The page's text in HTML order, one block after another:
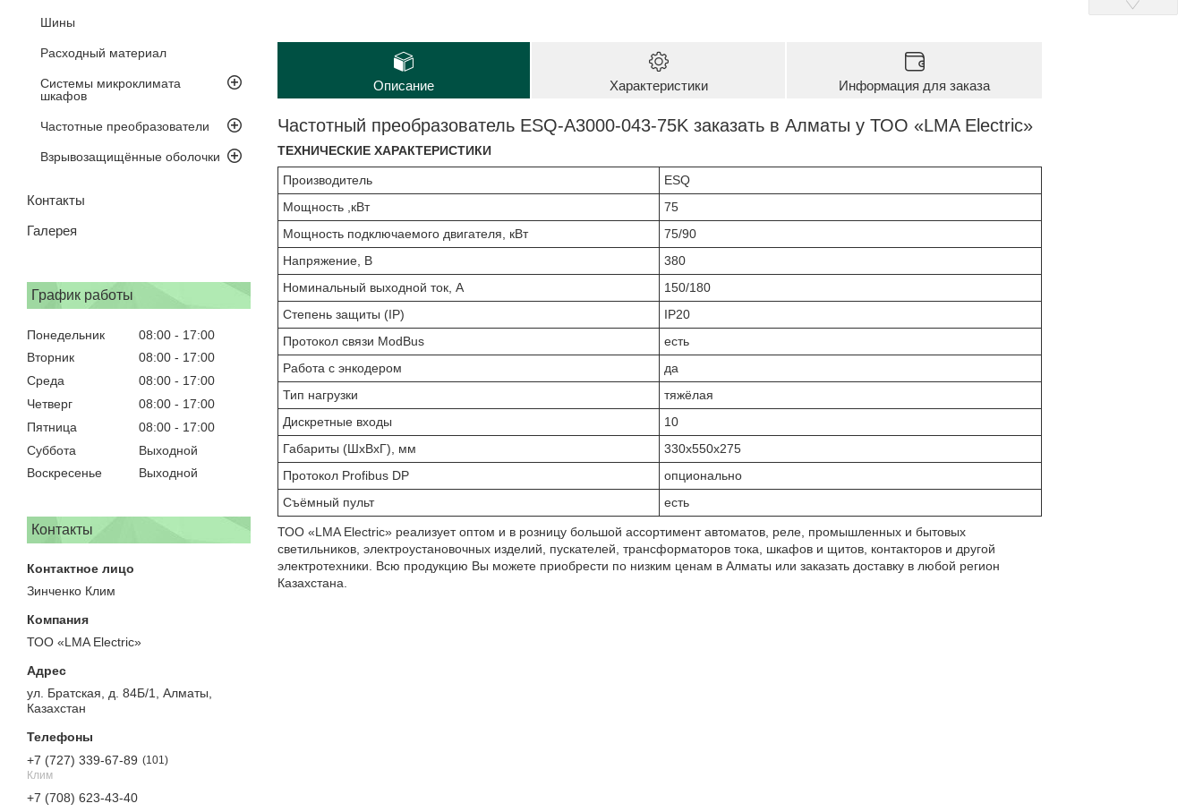
Шины
Расходный материал
Системы микроклимата
шкафов
Частотные преобразователи
Взрывозащищённые оболочки
Контакты
Галерея
График работы
Понедельник 08:00
17:00
Вторник
08:00
17:00
Среда
08:00
17:00
Четверг
08:00
17:00
Пятница
08:00
17:00
Суббота
Выходной
Воскресенье
Выходной
Контакты
Зинченко Клим
ТОО «LMA Electric»
ул. Братская, д. 84Б/1, Алматы,
Казахстан
+7 (727) 339-67-89
101
Клим
+7 (708) 623-43-40
Описание Характеристики Информация для заказа
Частотный преобразователь ESQ-A3000-043-75K заказать в Алматы у ТОО «LMA Electric»
ТЕХНИЧЕСКИЕ ХАРАКТЕРИСТИКИ
Производитель
ESQ
Мощность ,кВт
75
Мощность подключаемого двигателя, кВт
75/90
Напряжение, В
380
Номинальный выходной ток, А
150/180
Степень защиты (IP)
IP20
Протокол связи ModBus
есть
Работа с энкодером
да
Тип нагрузки
тяжёлая
Дискретные входы
10
Габариты (ШхВхГ), мм
330x550x275
Протокол Profibus DP
опционально
Съёмный пульт
есть
ТОО «LMA Electric» реализует оптом и в розницу большой ассортимент автоматов, реле, промышленных и бытовых
светильников, электроустановочных изделий, пускателей, трансформаторов тока, шкафов и щитов, контакторов и другой
электротехники. Всю продукцию Вы можете приобрести по низким ценам в Алматы или заказать доставку в любой регион
Казахстана.